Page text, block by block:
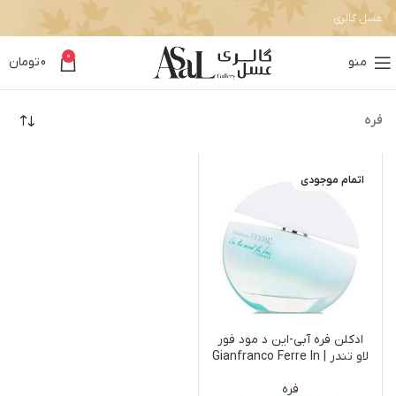
عسل گالری
منو 0
0تومان
فره
اتمام موجودی
ادکلن فره آبی-این د مود فور
لاو تندر | Gianfranco Ferre In
فره